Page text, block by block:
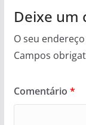
Deixe um
O seu
Campos
Comentário *